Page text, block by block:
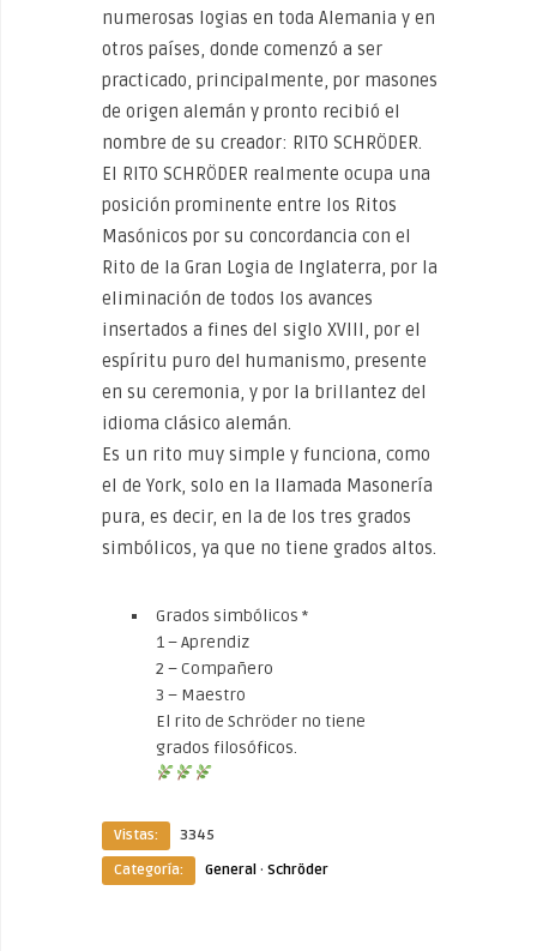
numerosas logias en toda Alemania y en
otros países, donde comenzó a ser
practicado, principalmente, por masones
de origen alemán y pronto recibió el
nombre de su creador: RITO SCHRÖDER.
El RITO SCHRÖDER realmente ocupa una
posición prominente entre los Ritos
Masónicos por su concordancia con el
Rito de la Gran Logia de Inglaterra, por la
eliminación de todos los avances
insertados a fines del siglo XVIII, por el
espíritu puro del humanismo, presente
en su ceremonia, y por la brillantez del
idioma clásico alemán.
Es un rito muy simple y funciona, como
el de York, solo en la llamada Masonería
pura, es decir, en la de los tres grados
simbólicos, ya que no tiene grados altos.
Grados simbólicos *
1 – Aprendiz
2 – Compañero
3 – Maestro
El rito de Schröder no tiene
grados filosóficos.
Vistas:
3345
Categoría:
General · Schröder